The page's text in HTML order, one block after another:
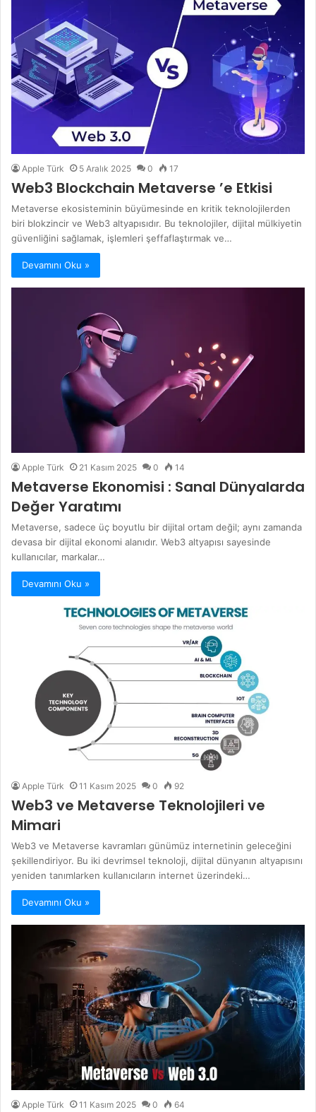
Apple Türk 5 Aralık 2025 0 17
Web3 Blockchain Metaverse ’e Etkisi
Metaverse ekosisteminin büyümesinde en kritik teknolojilerden
biri blokzincir ve Web3 altyapısıdır. Bu teknolojiler, dijital mülkiyetin
güvenliğini sağlamak, işlemleri şeffaflaştırmak ve…
Devamını Oku »
Apple Türk 21 Kasım 2025 0 14
Metaverse Ekonomisi : Sanal Dünyalarda
Değer Yaratımı
Metaverse, sadece üç boyutlu bir dijital ortam değil; aynı zamanda
devasa bir dijital ekonomi alanıdır. Web3 altyapısı sayesinde
kullanıcılar, markalar…
Devamını Oku »
Apple Türk 11 Kasım 2025 0 92
Web3 ve Metaverse Teknolojileri ve
Mimari
Web3 ve Metaverse kavramları günümüz internetinin geleceğini
şekillendiriyor. Bu iki devrimsel teknoloji, dijital dünyanın altyapısını
yeniden tanımlarken kullanıcıların internet üzerindeki…
Devamını Oku »
Apple Türk 11 Kasım 2025 0 64